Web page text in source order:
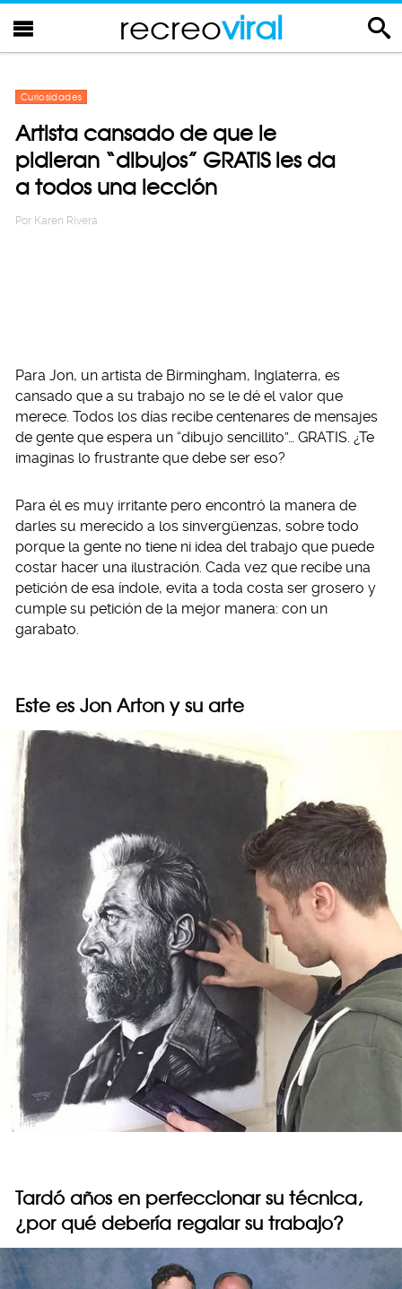
recreoviral
Curiosidades
Artista cansado de que le
pidieran “dibujos” GRATIS les da
a todos una lección
Por Karen Rivera
Para Jon, un artista de Birmingham, Inglaterra, es
cansado que a su trabajo no se le dé el valor que
merece. Todos los días recibe centenares de mensajes
de gente que espera un “dibujo sencillito”… GRATIS. ¿Te
imaginas lo frustrante que debe ser eso?
Para él es muy irritante pero encontró la manera de
darles su merecido a los sinvergüenzas, sobre todo
porque la gente no tiene ni idea del trabajo que puede
costar hacer una ilustración. Cada vez que recibe una
petición de esa índole, evita a toda costa ser grosero y
cumple su petición de la mejor manera: con un
garabato.
Este es Jon Arton y su arte
Tardó años en perfeccionar su técnica,
¿por qué debería regalar su trabajo?